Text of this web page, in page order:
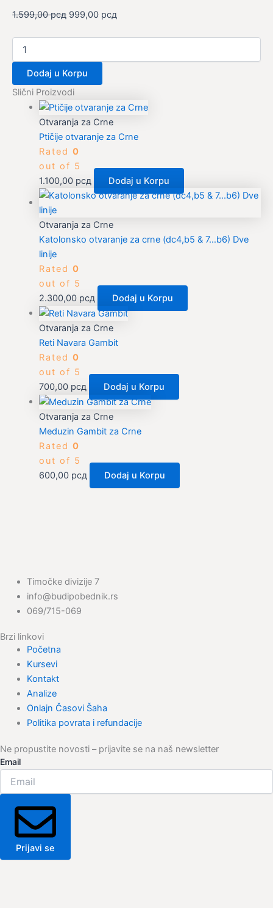
1.599,00рсд 999,00 рсд
Dodaj u Korpu
Slični Proizvodi
Otvaranja za Crne
Ptičije otvaranje za Crne
Rated 0
out of 5
1.100,00 рсд Dodaj u Korpu
Otvaranja za Crne
Katolonsko otvaranje za crne (dc4,b5 & 7…b6) Dve
linije
Rated 0
out of 5
2.300,00 рсд Dodaj u Korpu
Otvaranja za Crne
Reti Navara Gambit
Rated 0
out of 5
700,00 рсд Dodaj u Korpu
Otvaranja za Crne
Meduzin Gambit za Crne
Rated 0
out of 5
600,00 рсд Dodaj u Korpu
Timočke divizije 7
info@budipobednik.rs
069/715-069
Brzi linkovi
Početna
Kursevi
Kontakt
Analize
Onlajn Časovi Šaha
Politika povrata i refundacije
Ne propustite novosti – prijavite se na naš newsletter
Email
Prijavi se